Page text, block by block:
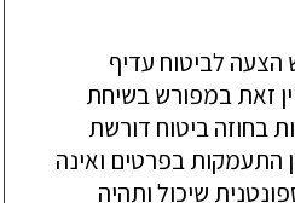
הצעה לביטוח עדיף
זאת במפורש בשיחת
בחוזה ביטוח דורשת
התעמקות בפרטים ואינה
שיכול ותהיה